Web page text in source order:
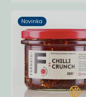
Novinka